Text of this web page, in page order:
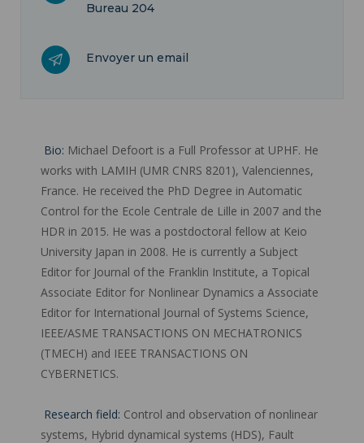
Bureau 204
Envoyer un email
Bio: Michael Defoort is a Full Professor at UPHF. He
works with LAMIH (UMR CNRS 8201), Valenciennes,
France. He received the PhD Degree in Automatic
Control for the Ecole Centrale de Lille in 2007 and the
HDR in 2015. He was a postdoctoral fellow at Keio
University Japan in 2008. He is currently a Subject
Editor for Journal of the Franklin Institute, a Topical
Associate Editor for Nonlinear Dynamics a Associate
Editor for International Journal of Systems Science,
IEEE/ASME TRANSACTIONS ON MECHATRONICS
(TMECH) and IEEE TRANSACTIONS ON
CYBERNETICS.
Research field: Control and observation of nonlinear
systems, Hybrid dynamical systems (HDS), Fault